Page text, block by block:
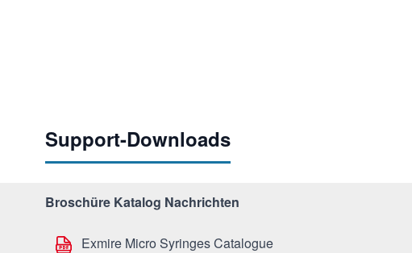
Support-Downloads
Broschüre Katalog Nachrichten
Exmire Micro Syringes Catalogue